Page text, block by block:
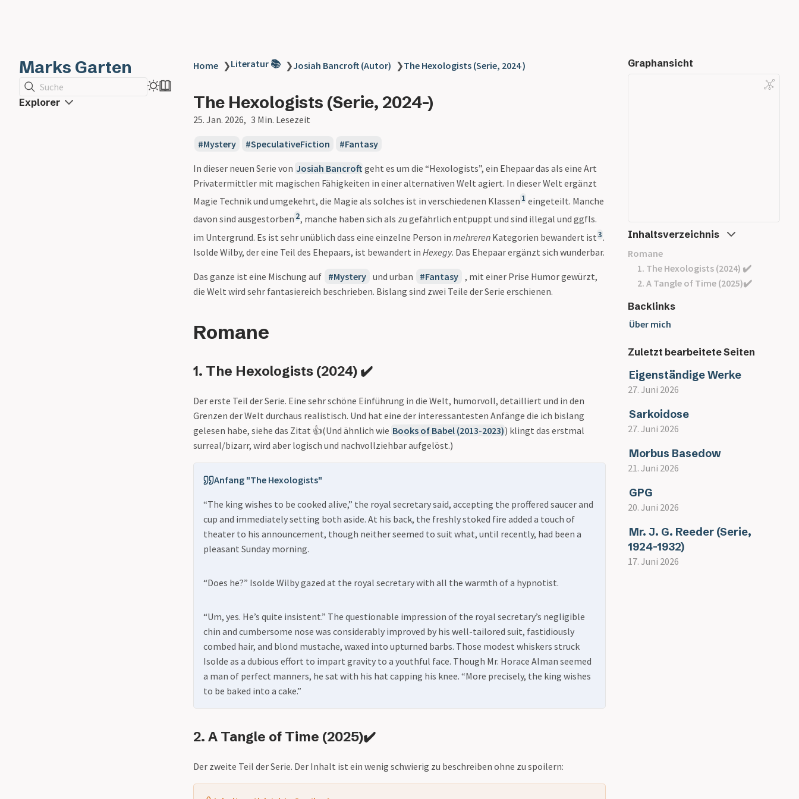
Marks Garten
Suche
Explorer
Home ❯Literatur 📚 ❯Josiah Bancroft (Autor) ❯The Hexologists (Serie, 2024 )
The Hexologists (Serie, 2024-)
25. Jan. 2026 3 Min. Lesezeit
Mystery SpeculativeFiction Fantasy
In dieser neuen Serie von Josiah Bancroft geht es um die “Hexologists”, ein Ehepaar das als eine Art
Privatermittler mit magischen Fähigkeiten in einer alternativen Welt agiert. In dieser Welt ergänzt
Magie Technik und umgekehrt, die Magie als solches ist in verschiedenen Klassen 1 eingeteilt. Manche
davon sind ausgestorben 2, manche haben sich als zu gefährlich entpuppt und sind illegal und ggfls.
im Untergrund. Es ist sehr unüblich dass eine einzelne Person in mehreren Kategorien bewandert ist3.
Isolde Wilby, der eine Teil des Ehepaars, ist bewandert in Hexegy. Das Ehepaar ergänzt sich wunderbar.
Das ganze ist eine Mischung auf Mystery und urban Fantasy , mit einer Prise Humor gewürzt,
die Welt wird sehr fantasiereich beschrieben. Bislang sind zwei Teile der Serie erschienen.
Romane
1. The Hexologists (2024) ✔️
Der erste Teil der Serie. Eine sehr schöne Einführung in die Welt, humorvoll, detailliert und in den
Grenzen der Welt durchaus realistisch. Und hat eine der interessantesten Anfänge die ich bislang
gelesen habe, siehe das Zitat 👍(Und ähnlich wie Books of Babel (2013-2023)) klingt das erstmal
surreal/bizarr, wird aber logisch und nachvollziehbar aufgelöst.)
Anfang "The Hexologists"
“The king wishes to be cooked alive,” the royal secretary said, accepting the proffered saucer and
cup and immediately setting both aside. At his back, the freshly stoked fire added a touch of
theater to his announcement, though neither seemed to suit what, until recently, had been a
pleasant Sunday morning.
“Does he?” Isolde Wilby gazed at the royal secretary with all the warmth of a hypnotist.
“Um, yes. He’s quite insistent.” The questionable impression of the royal secretary’s negligible
chin and cumbersome nose was considerably improved by his well-tailored suit, fastidiously
combed hair, and blond mustache, waxed into upturned barbs. Those modest whiskers struck
Isolde as a dubious effort to impart gravity to a youthful face. Though Mr. Horace Alman seemed
a man of perfect manners, he sat with his hat capping his knee. “More precisely, the king wishes
to be baked into a cake.”
2. A Tangle of Time (2025)✔️
Der zweite Teil der Serie. Der Inhalt ist ein wenig schwierig zu beschreiben ohne zu spoilern:
Graphansicht
Inhaltsverzeichnis
Romane
1. The Hexologists (2024) ✔️
2. A Tangle of Time (2025)✔️
Backlinks
Über mich
Zuletzt bearbeitete Seiten
Eigenständige Werke
27. Juni 2026
Sarkoidose
27. Juni 2026
Morbus Basedow
21. Juni 2026
GPG
20. Juni 2026
Mr. J. G. Reeder (Serie,
1924-1932)
17. Juni 2026